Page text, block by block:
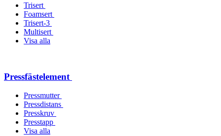
Trisert
Foamsert
Trisert-3
Multisert
Visa alla
Pressfästelement
Pressmutter
Pressdistans
Presskruv
Presstapp
Visa alla